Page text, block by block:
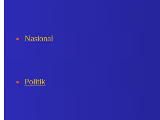
Nasional
Politik